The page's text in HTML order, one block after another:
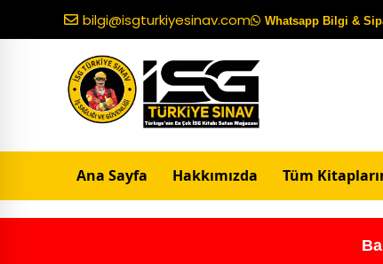
bilgi@isgturkiyesinav.com Whatsapp Bilgi &
Ana Sayfa Hakkımızda Tüm